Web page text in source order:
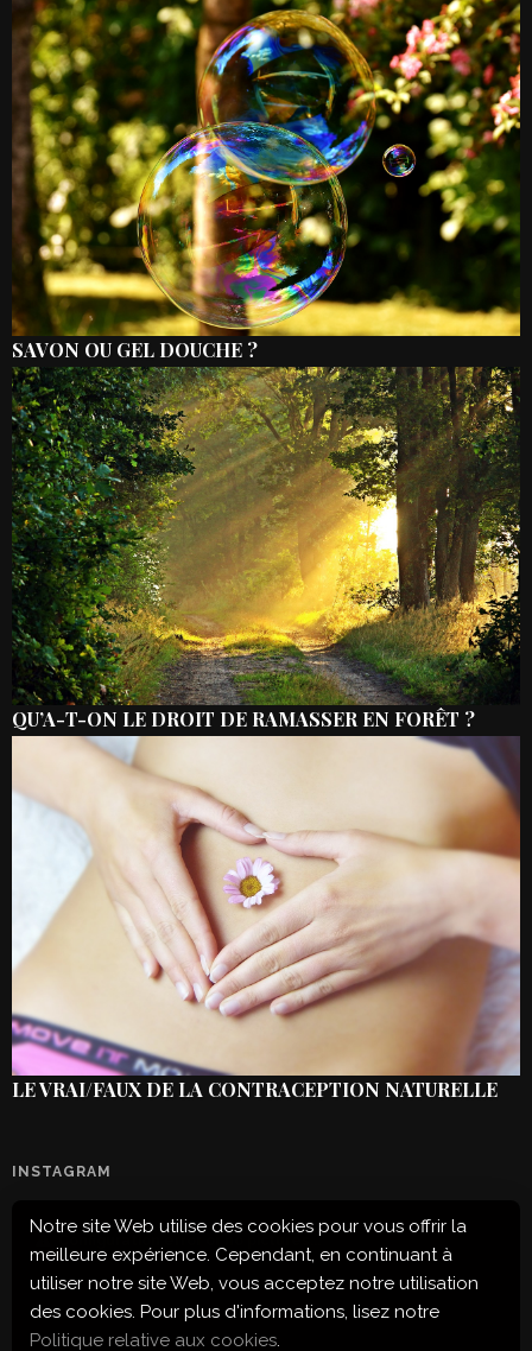
SAVON OU GEL DOUCHE ?
QU’A-T-ON LE DROIT DE RAMASSER EN FORÊT ?
LE VRAI/FAUX DE LA CONTRACEPTION NATURELLE
INSTAGRAM
Configuration error or no pictures...
Notre site Web utilise des cookies pour vous offrir la
meilleure expérience. Cependant, en continuant à
utiliser notre site Web, vous acceptez notre utilisation
des cookies. Pour plus d'informations, lisez notre
Politique relative aux cookies.